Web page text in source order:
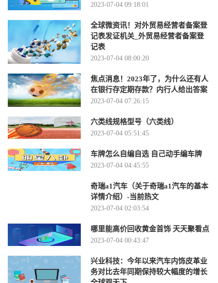
2023-07-04 09:18:01
全球微资讯！对外贸易经营者备案登
记表发证机关_外贸易经营者备案登
记表
2023-07-04 08:00:20
焦点消息！2023年了，为什么还有人
在银行存定期存款？内行人给出答案
2023-07-04 07:26:15
六类线规格型号（六类线）
2023-07-04 05:51:45
车牌怎么自编自选 自己动手编车牌
2023-07-04 04:45:55
奇瑞a1汽车（关于奇瑞a1汽车的基本
详情介绍）-当前热文
2023-07-04 02:03:54
哪里能高价回收黄金首饰 天天聚看点
2023-07-04 00:43:47
兴业科技：今年以来汽车内饰皮革业
务对比去年同期保持较大幅度的增长